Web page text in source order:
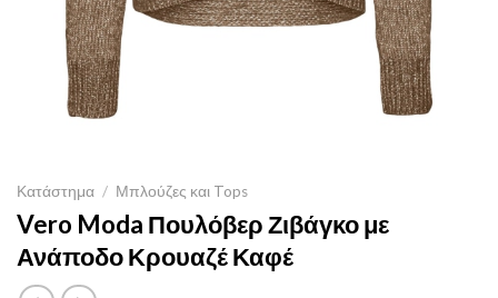
Κατάστημα / Μπλούζες και Tops
Vero Moda Πουλόβερ Ζιβάγκο με
Ανάποδο Κρουαζέ Καφέ